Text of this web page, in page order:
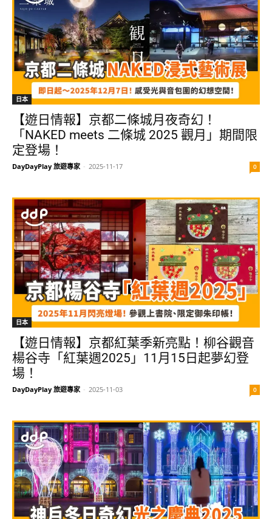
日本
【遊日情報】京都二條城月夜奇幻！
「NAKED meets 二條城 2025 觀月」期間限
定登場！
DayDayPlay 旅遊專家 - 2025-11-17 0
日本
【遊日情報】京都紅葉季新亮點！柳谷觀音
楊谷寺「紅葉週2025」11月15日起夢幻登
場！
DayDayPlay 旅遊專家 - 2025-11-03 0